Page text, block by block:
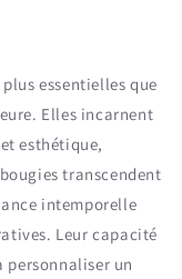
essentielles que
Elles incarnent
esthétique,
transcendent
intemporelle
Leur capacité
personnaliser un